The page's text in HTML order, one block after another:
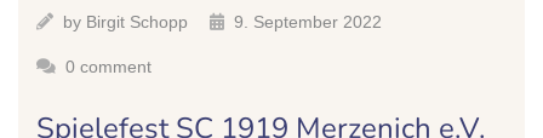
by Birgit Schopp 9. September 2022
0 comment
Spielefest SC 1919 Merzenich e.V.